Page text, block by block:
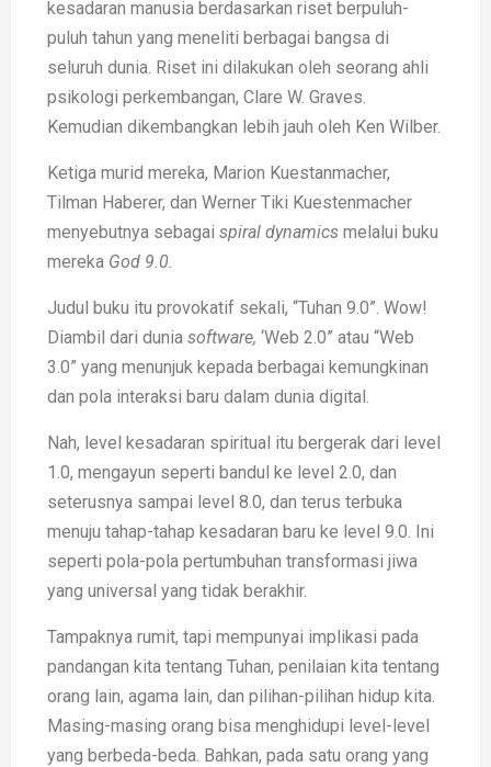
kesadaran manusia berdasarkan riset berpuluh-
puluh tahun yang meneliti berbagai bangsa di
seluruh dunia. Riset ini dilakukan oleh seorang ahli
psikologi perkembangan, Clare W. Graves.
Kemudian dikembangkan lebih jauh oleh Ken Wilber.
Ketiga murid mereka, Marion Kuestanmacher,
Tilman Haberer, dan Werner Tiki Kuestenmacher
menyebutnya sebagai spiral dynamics melalui buku
mereka God 9.0.
Judul buku itu provokatif sekali, “Tuhan 9.0”. Wow!
Diambil dari dunia software, ‘Web 2.0” atau “Web
3.0” yang menunjuk kepada berbagai kemungkinan
dan pola interaksi baru dalam dunia digital.
Nah, level kesadaran spiritual itu bergerak dari level
1.0, mengayun seperti bandul ke level 2.0, dan
seterusnya sampai level 8.0, dan terus terbuka
menuju tahap-tahap kesadaran baru ke level 9.0. Ini
seperti pola-pola pertumbuhan transformasi jiwa
yang universal yang tidak berakhir.
Tampaknya rumit, tapi mempunyai implikasi pada
pandangan kita tentang Tuhan, penilaian kita tentang
orang lain, agama lain, dan pilihan-pilihan hidup kita.
Masing-masing orang bisa menghidupi level-level
yang berbeda-beda. Bahkan, pada satu orang yang